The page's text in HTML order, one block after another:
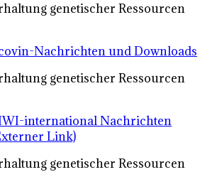
genetischer Ressourcen
Nachrichten und Downloads
genetischer Ressourcen
international Nachrichten
Link)
genetischer Ressourcen